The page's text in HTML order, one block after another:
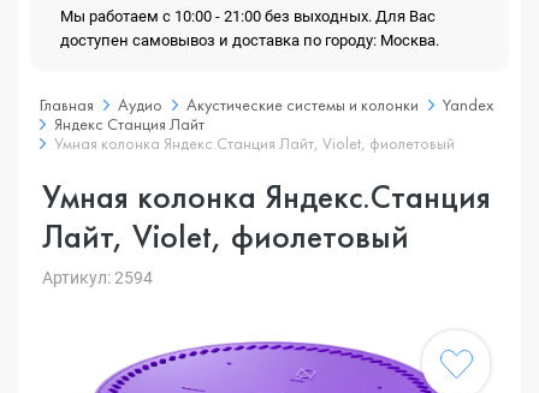
Мы работаем с 10:00 - 21:00 без выходных. Для Вас
доступен самовывоз и доставка по городу: Москва.
Главная Аудио Акустические системы и колонки
Yandex
Яндекс Станция Лайт
Умная колонка Яндекс.Станция Лайт, Violet, фиолетовый
Умная колонка Яндекс.Станция
Лайт, Violet, фиолетовый
Артикул: 2594